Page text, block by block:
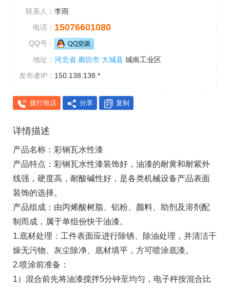
联系人： 李雨
电话： 15076601080
QQ号：
地址： 河北省 廊坊市 大城县 城南工业区
发布者IP： 150.138.138.*
拨打电话 分享 复制
详情描述
产品名称：彩钢瓦水性漆
产品特点：彩钢瓦水性漆装饰好，油漆的耐黄和耐紫外
线强，硬度高，耐酸碱性好，是各类机械设备产品表面
装饰的选择。
产品组成：由丙烯酸树脂、铝粉、颜料、助剂及溶剂配
制而成，属于单组份快干油漆。
1.底材处理：工件表面应进行除锈、除油处理，并清洁干
燥无污物、灰尘除净、底材填平，方可喷涂底漆。
2.喷涂前准备：
1）混合前先将油漆搅拌5分钟至均匀，电子秤按混合比